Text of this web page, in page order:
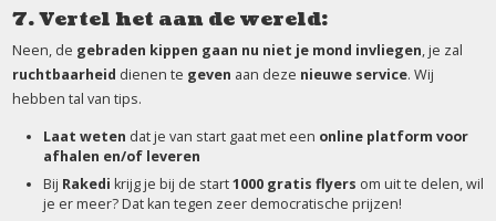
7. Vertel het aan de wereld:
Neen, de gebraden kippen gaan nu niet je mond invliegen, je zal
ruchtbaarheid dienen te geven aan deze nieuwe service. Wij
hebben tal van tips.
Laat weten dat je van start gaat met een online platform voor
afhalen en/of leveren
Bij Rakedi krijg je bij de start1000 gratis flyers om uit te delen, wil
je er meer? Dat kan tegen zeer democratische prijzen!